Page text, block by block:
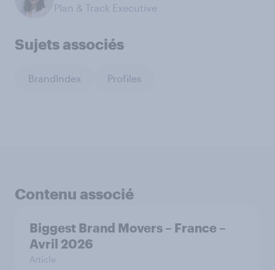
Plan & Track Executive
Sujets associés
BrandIndex Profiles
Contenu associé
Biggest Brand Movers – France –
Avril 2026
Article